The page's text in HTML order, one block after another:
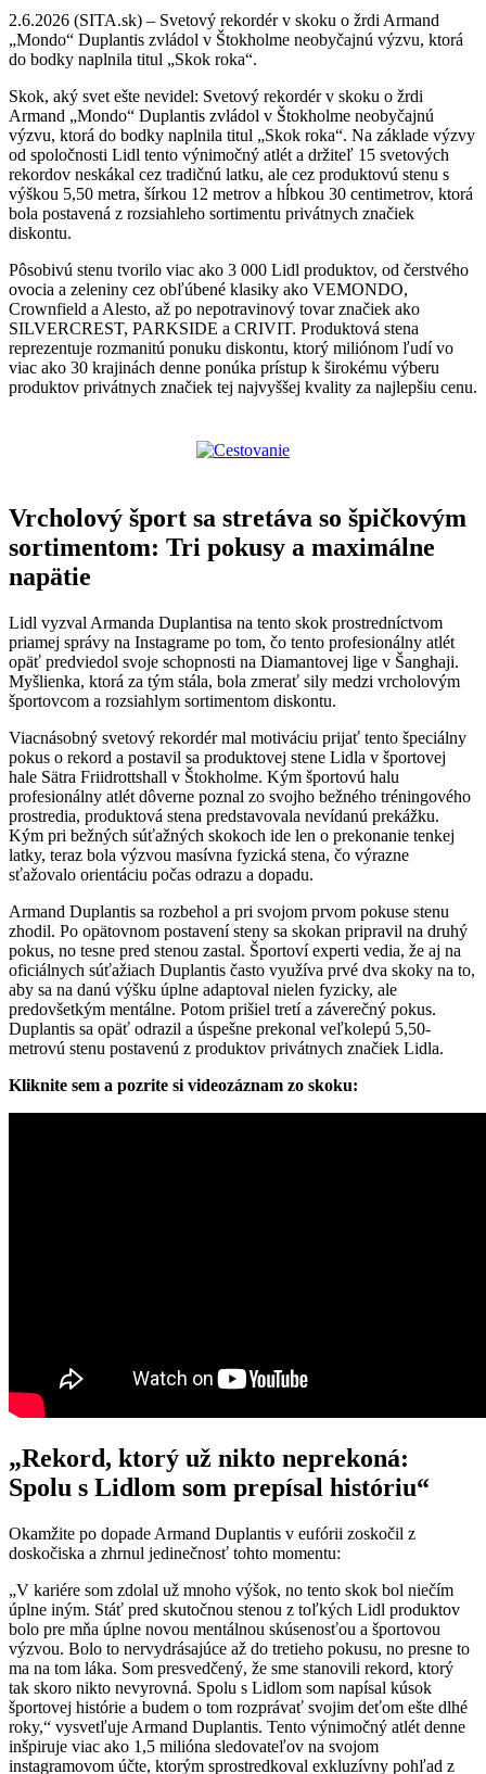
2.6.2026 (SITA.sk) – Svetový rekordér v skoku o žrdi Armand
„Mondo“ Duplantis zvládol v Štokholme neobyčajnú výzvu, ktorá
do bodky naplnila titul „Skok roka“.
Skok, aký svet ešte nevidel: Svetový rekordér v skoku o žrdi
Armand „Mondo“ Duplantis zvládol v Štokholme neobyčajnú
výzvu, ktorá do bodky naplnila titul „Skok roka“. Na základe výzvy
od spoločnosti Lidl tento výnimočný atlét a držiteľ 15 svetových
rekordov neskákal cez tradičnú latku, ale cez produktovú stenu s
výškou 5,50 metra, šírkou 12 metrov a hĺbkou 30 centimetrov, ktorá
bola postavená z rozsiahleho sortimentu privátnych značiek
diskontu.
Pôsobivú stenu tvorilo viac ako 3 000 Lidl produktov, od čerstvého
ovocia a zeleniny cez obľúbené klasiky ako VEMONDO,
Crownfield a Alesto, až po nepotravinový tovar značiek ako
SILVERCREST, PARKSIDE a CRIVIT. Produktová stena
reprezentuje rozmanitú ponuku diskontu, ktorý miliónom ľudí vo
viac ako 30 krajinách denne ponúka prístup k širokému výberu
produktov privátnych značiek tej najvyššej kvality za najlepšiu cenu.
Vrcholový šport sa stretáva so špičkovým
sortimentom: Tri pokusy a maximálne
napätie
Lidl vyzval Armanda Duplantisa na tento skok prostredníctvom
priamej správy na Instagrame po tom, čo tento profesionálny atlét
opäť predviedol svoje schopnosti na Diamantovej lige v Šanghaji.
Myšlienka, ktorá za tým stála, bola zmerať sily medzi vrcholovým
športovcom a rozsiahlym sortimentom diskontu.
Viacnásobný svetový rekordér mal motiváciu prijať tento špeciálny
pokus o rekord a postavil sa produktovej stene Lidla v športovej
hale Sätra Friidrottshall v Štokholme. Kým športovú halu
profesionálny atlét dôverne poznal zo svojho bežného tréningového
prostredia, produktová stena predstavovala nevídanú prekážku.
Kým pri bežných súťažných skokoch ide len o prekonanie tenkej
latky, teraz bola výzvou masívna fyzická stena, čo výrazne
sťažovalo orientáciu počas odrazu a dopadu.
Armand Duplantis sa rozbehol a pri svojom prvom pokuse stenu
zhodil. Po opätovnom postavení steny sa skokan pripravil na druhý
pokus, no tesne pred stenou zastal. Športoví experti vedia, že aj na
oficiálnych súťažiach Duplantis často využíva prvé dva skoky na to,
aby sa na danú výšku úplne adaptoval nielen fyzicky, ale
predovšetkým mentálne. Potom prišiel tretí a záverečný pokus.
Duplantis sa opäť odrazil a úspešne prekonal veľkolepú 5,50-
metrovú stenu postavenú z produktov privátnych značiek Lidla.
Kliknite sem a pozrite si videozáznam zo skoku:
„Rekord, ktorý už nikto neprekoná:
Spolu s Lidlom som prepísal históriu“
Okamžite po dopade Armand Duplantis v eufórii zoskočil z
doskočiska a zhrnul jedinečnosť tohto momentu:
„V kariére som zdolal už mnoho výšok, no tento skok bol niečím
úplne iným. Stáť pred skutočnou stenou z toľkých Lidl produktov
bolo pre mňa úplne novou mentálnou skúsenosťou a športovou
výzvou. Bolo to nervydrásajúce až do tretieho pokusu, no presne to
ma na tom láka. Som presvedčený, že sme stanovili rekord, ktorý
tak skoro nikto nevyrovná. Spolu s Lidlom som napísal kúsok
športovej histórie a budem o tom rozprávať svojim deťom ešte dlhé
roky,“ vysvetľuje Armand Duplantis. Tento výnimočný atlét denne
inšpiruje viac ako 1,5 milióna sledovateľov na svojom
instagramovom účte, ktorým sprostredkoval exkluzívny pohľad z